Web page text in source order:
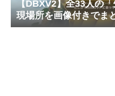
【DBXV2】全33人の
現場所を画像付きでま
ボール ゼノバース2】